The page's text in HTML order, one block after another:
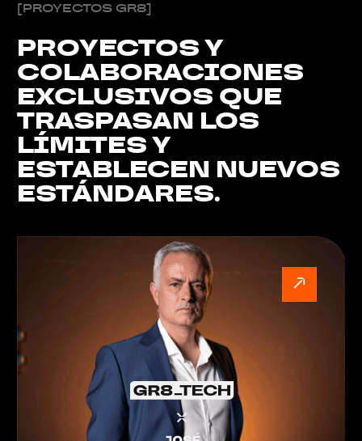
[PROYECTOS GR8]
PROYECTOS Y
COLABORACIONES
EXCLUSIVOS QUE
TRASPASAN LOS
LÍMITES Y
ESTABLECEN NUEVOS
ESTÁNDARES.